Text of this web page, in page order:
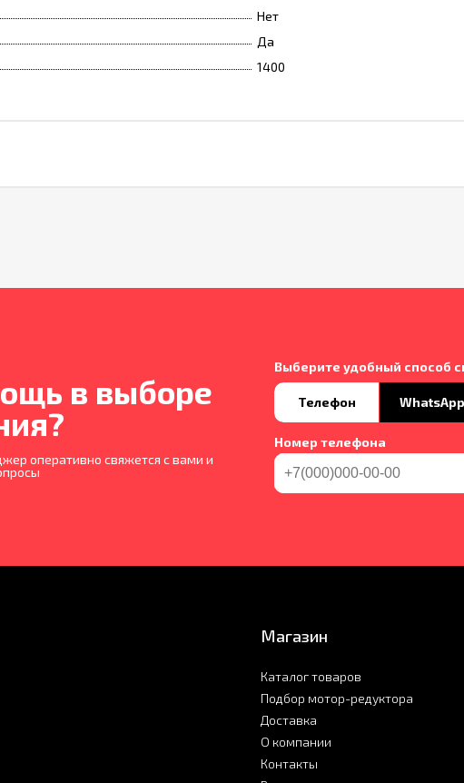
Нет
Да
1400
в выборе
оперативно свяжется с вами и
Выберите удобный способ
Телефон WhatsApp
Номер телефона
Магазин
Каталог товаров
Подбор мотор-редуктора
Доставка
О компании
Контакты